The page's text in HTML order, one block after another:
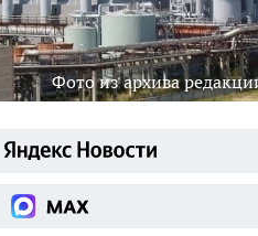
Фото из архива